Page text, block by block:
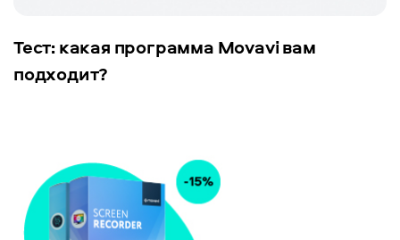
Тест: какая программа Movavi вам
подходит?